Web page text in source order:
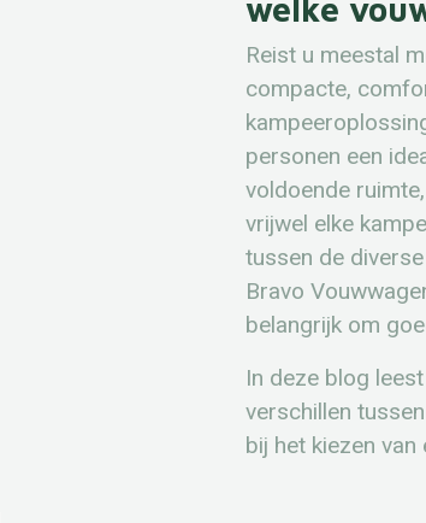
welke
Reist u meestal
compacte,
personen een
voldoende
vrijwel elke
tussen de
Bravo
belangrijk om
In deze blog
verschillen
bij het kiezen